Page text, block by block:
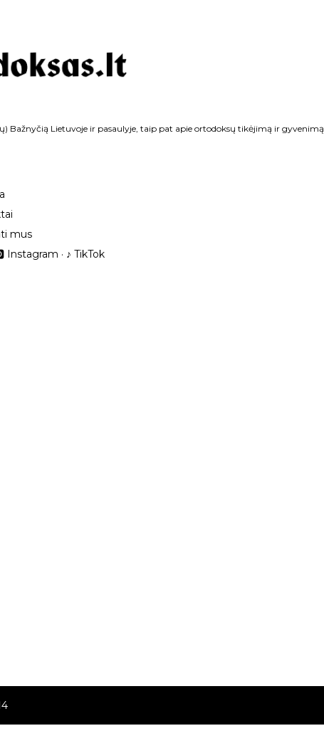
Bažnyčią Lietuvoje ir pasaulyje, taip pat apie ortodoksų tikėjimą ir gyvenimą.
mus
Instagram ‎♪ TikTok